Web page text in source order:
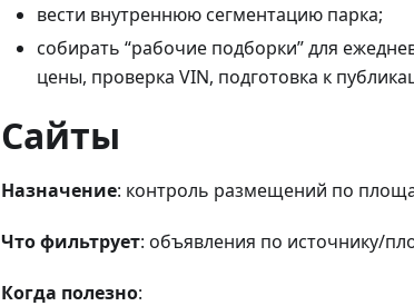
вести внутреннюю сегментацию парка;
собирать “рабочие подборки” для
цены, проверка VIN, подготовка к
Сайты
Назначение: контроль размещений по
Что фильтрует: объявления по источнику/
Когда полезно: